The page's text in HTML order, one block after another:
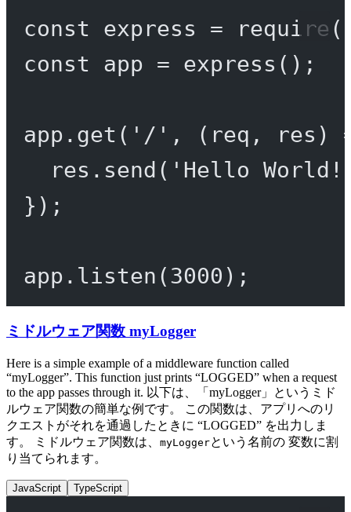
const express = require (
const
app = express ();
app. get ( '/' , ( req , res )
res. send ( 'Hello
});
app. listen (3000 );
ミドルウェア関数 myLogger
Here is a simple example of a middleware function called
“myLogger”. This function just prints “LOGGED” when a request
to the app passes through it. 以下は、「myLogger」というミド
ルウェア関数の簡単な例です。 この関数は、アプリへのリ
クエストがそれを通過したときに “LOGGED” を出力しま
す。 ミドルウェア関数は、 myLoggerという名前の 変数に割
り当てられます。
JavaScript TypeScript